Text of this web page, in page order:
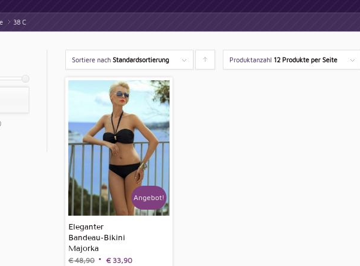
»
38 C
Sortiere nach Standardsortierung Klicken
Produktanzahl 12 Produkte per Seite
Eleganter
Bandeau-Bikini
Majorka
€48,90 € 33,90
Angebot!